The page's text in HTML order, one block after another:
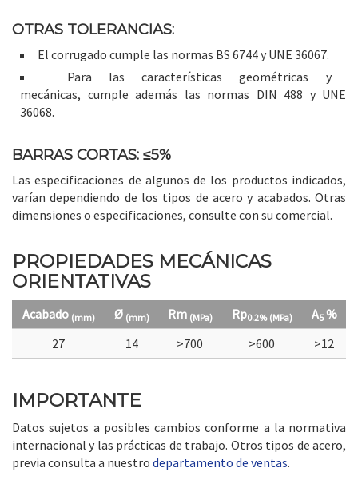
OTRAS TOLERANCIAS:
El corrugado cumple las normas BS 6744 y UNE 36067.
Para las características geométricas y
mecánicas, cumple además las normas DIN 488 y UNE
36068.
BARRAS CORTAS: ≤5%
Las especificaciones de algunos de los productos indicados,
varían dependiendo de los tipos de acero y acabados. Otras
dimensiones o especificaciones, consulte con su comercial.
PROPIEDADES MECÁNICAS
ORIENTATIVAS
Acabado (mm) Ø (mm) Rm (MPa) Rp0.2% (MPa) A5%
27
14 >700 >600 >12
IMPORTANTE
Datos sujetos a posibles cambios conforme a la normativa
internacional y las prácticas de trabajo. Otros tipos de acero,
previa consulta a nuestro departamento de ventas.